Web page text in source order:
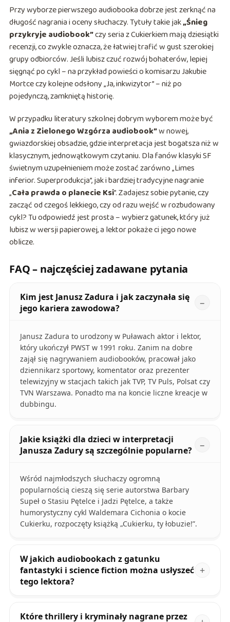
Przy wyborze pierwszego audiobooka dobrze jest zerknąć na
długość nagrania i oceny słuchaczy. Tytuły takie jak„Śnieg
przykryje audiobook”czy seria z Cukierkiem mają dziesiątki
recenzji, co zwykle oznacza, że łatwiej trafić w gust szerokiej
grupy odbiorców. Jeśli lubisz czuć rozwój bohaterów, lepiej
sięgnąć po cykl – na przykład powieści o komisarzu Jakubie
Mortce czy kolejne odsłony „Ja, inkwizytor” – niż po
pojedynczą, zamkniętą historię.
W przypadku literatury szkolnej dobrym wyborem może być
„Ania z Zielonego Wzgórza audiobook”w nowej,
gwiazdorskiej obsadzie, gdzie interpretacja jest bogatsza niż w
klasycznym, jednowątkowym czytaniu. Dla fanów klasyki SF
świetnym uzupełnieniem może zostać zarówno „Limes
inferior. Superprodukcja”, jak i bardziej tradycyjne nagranie
„Cała prawda o planecie Ksi”. Zadajesz sobie pytanie, czy
zacząć od czegoś lekkiego, czy od razu wejść w rozbudowany
cykl? Tu odpowiedź jest prosta – wybierz gatunek, który już
lubisz w wersji papierowej, a lektor pokaże ci jego nowe
oblicze.
FAQ – najczęściej zadawane pytania
Kim jest Janusz Zadura i jak zaczynała się
jego kariera zawodowa?
Janusz Zadura to urodzony w Puławach aktor i lektor,
który ukończył PWST w 1991 roku. Zanim na dobre
zajął się nagrywaniem audiobooków, pracował jako
dziennikarz sportowy, komentator oraz prezenter
telewizyjny w stacjach takich jak TVP, TV Puls, Polsat czy
TVN Warszawa. Ponadto ma na koncie liczne kreacje w
dubbingu.
Jakie książki dla dzieci w interpretacji
Janusza Zadury są szczególnie popularne?
Wśród najmłodszych słuchaczy ogromną
popularnością cieszą się serie autorstwa Barbary
Supeł o Stasiu Pętelce i Jadzi Pętelce, a także
humorystyczny cykl Waldemara Cichonia o kocie
Cukierku, rozpoczęty książką „Cukierku, ty łobuzie!”.
W jakich audiobookach z gatunku
fantastyki i science fiction można usłyszeć
tego lektora?
Które thrillery i kryminały nagrane przez